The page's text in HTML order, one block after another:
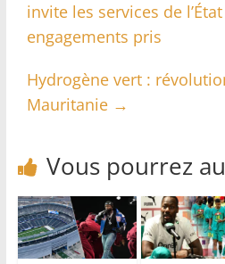
invite les services de
engagements pris
Hydrogène vert :
Mauritanie →
Vous pourrez